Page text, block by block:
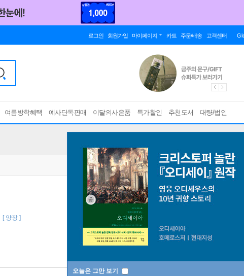
로그인 회원가입 마이페이지 카트 주문/배송 고객센터
여름방학혜택 예사단독판매 이달의사은품 특가할인 추천도서 대량/법인
오늘은 그만 보기
[ 양장 ]